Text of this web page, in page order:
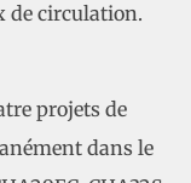
de circulation.
projets de
dans le